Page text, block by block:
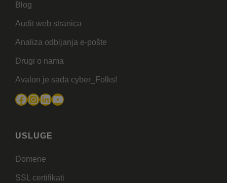
Blog
Audit web stranica
Analiza odbijanja e-pošte
Drugi o nama
Avalon je sada cyber_Folks!
Facebook
Instagram
LinkedIn
YouTube
USLUGE
Domene
SSL certifikati